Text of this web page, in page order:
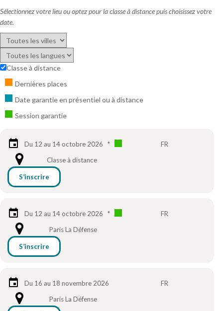
Sélectionnez votre lieu ou optez pour la classe à distance puis choisissez votre
date.
Classe à distance
Dernières places
Date garantie en présentiel ou à distance
Session garantie
Du 12 au 14 octobre 2026 *
FR
Classe à distance
S’inscrire
Du 12 au 14 octobre 2026 *
FR
Paris La Défense
S’inscrire
Du 16 au 18 novembre 2026
FR
Paris La Défense